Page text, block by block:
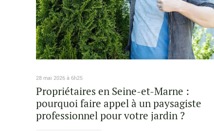
28 mai 2026 à 6h25
Propriétaires en Seine-et-Marne :
pourquoi faire appel à un paysagiste
professionnel pour votre jardin ?